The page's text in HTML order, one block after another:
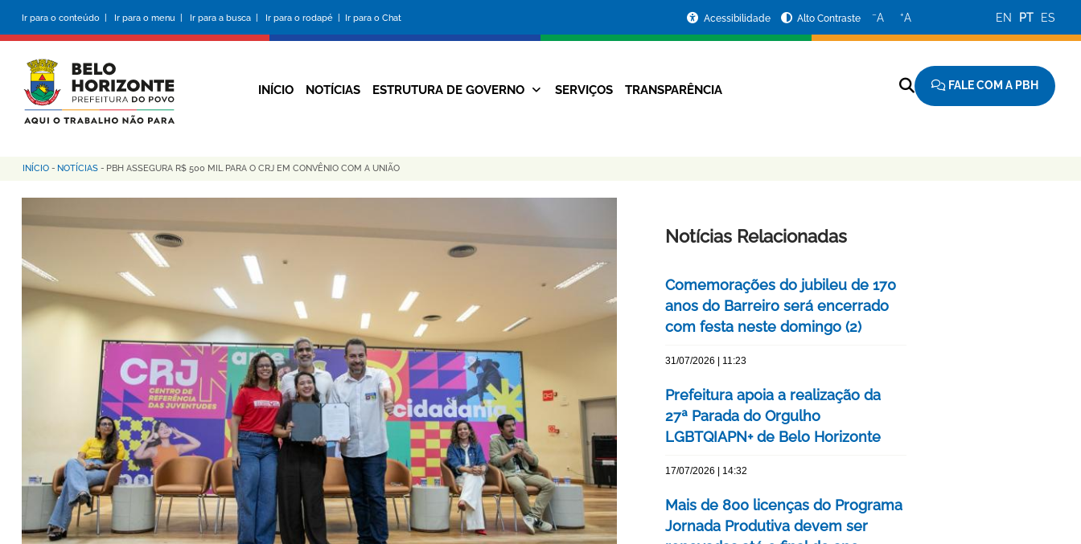
conteúdo
principal
Ir para o conteúdo | Ir para o menu | Ir para a busca | Ir para o rodapé | Ir para o Chat
da
Prefeitura
Acessibilidade Alto Contraste −A +A EN PT ES
Navegação
INÍCIO NOTÍCIAS ESTRUTURA DE GOVERNO SERVIÇOS TRANSPARÊNCIA FALE COM A PBH
Trilha
de
navegação
INÍCIO - NOTÍCIAS - PBH ASSEGURA R$ 500 MIL PARA O CRJ EM CONVÊNIO COM A UNIÃO
Notícias Relacionadas
Comemorações do jubileu de 170
anos do Barreiro será encerrado
com festa neste domingo (2)
31/07/2026 | 11:23
Prefeitura apoia a realização da
27ª Parada do Orgulho
LGBTQIAPN+ de Belo Horizonte
17/07/2026 | 14:32
Mais de 800 licenças do Programa
Jornada Produtiva devem ser